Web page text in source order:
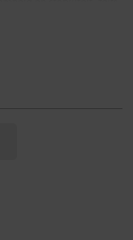
te stoppen om gras
is in hoogte
worden ingeklapt. Zo
beweging, zelfs op